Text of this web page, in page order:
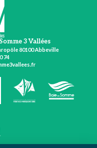
3 Vallées
80100 Abbeville
74